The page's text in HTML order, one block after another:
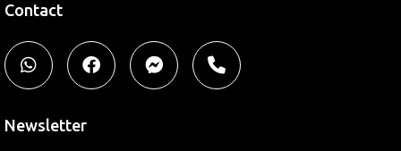
Contact
Newsletter